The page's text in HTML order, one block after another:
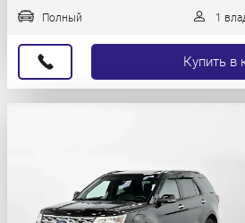
Полный 1
Купить в